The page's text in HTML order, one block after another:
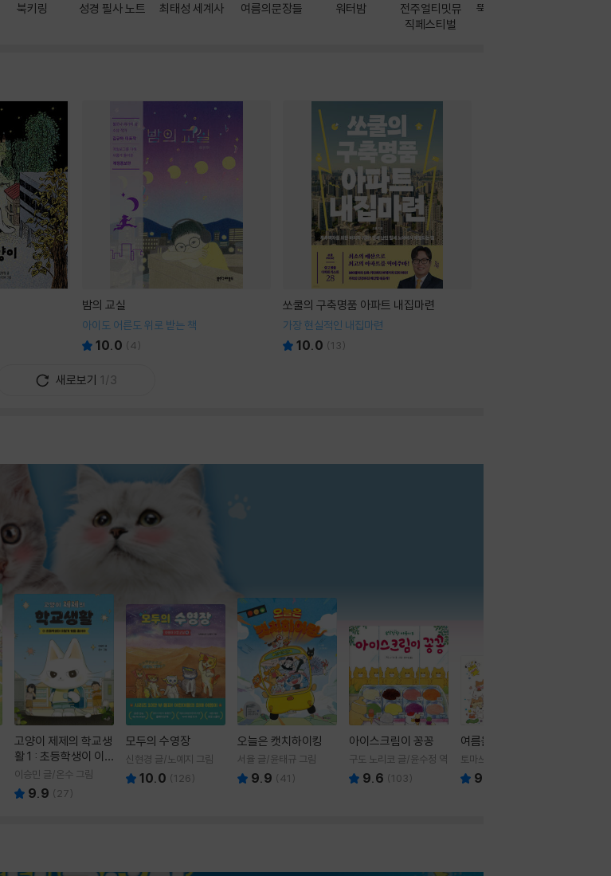
북키링 성경 필사 노트 최태성 세계사 여름의문장들 워터밤
전주얼티밋뮤
직페스티벌
뚝딱! AI 3대장
밤의 교실
아이도 어른도 위로 받는 책
10.0 (4)
쏘쿨의 구축명품 아파트 내집마련
가장 현실적인 내집마련
10.0 (13)
새로보기 1/3
고양이 제제의 학교생
활 1 : 초등학생이 이
렇게 힘들 줄이야
이승민 글/온수 그림
9.9 ( 27)
모두의 수영장
신현경 글/노예지 그림
10.0 (126)
오늘은 캣치하이킹
서율 글/윤태규 그림
9.9 (41 )
아이스크림이 꽁꽁
구도 노리코 글/윤수정 역
9.6 (103)
여름을 부탁해
토마쓰리 글그림
9.8